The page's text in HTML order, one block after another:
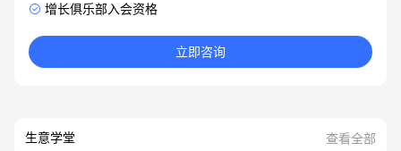
增长俱乐部入会资格
立即咨询
生意学堂 查看全部